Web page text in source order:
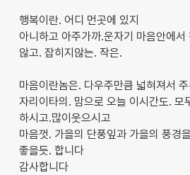
행복이란. 어디 먼곳에 있지
아니하고 아주가까.운자기 마음안에서
않고. 잡히지않는. 작은.
마음이란놈은. 다우주만큼 넓혀져서
자리이타의. 맘으로 오늘 이시간도. 모
하시고.많이웃으시고
마음껏. 가을의 단풍잎과 가을의 풍경
좋을듯. 합니다
감사합니다